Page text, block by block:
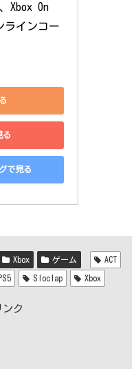
Xbox On
ラインコー
る
で見る
Xbox ゲーム ACT
Sloclap Xbox
ンク